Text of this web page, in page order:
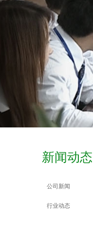
新闻动态
公司新闻
行业动态